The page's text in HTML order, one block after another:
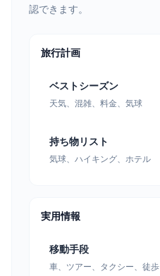
認できます。
旅行計画
ベストシーズン
天気、混雑、料金、気球
持ち物リスト
気球、ハイキング、ホテル
実用情報
移動手段
車、ツアー、タクシー、徒歩